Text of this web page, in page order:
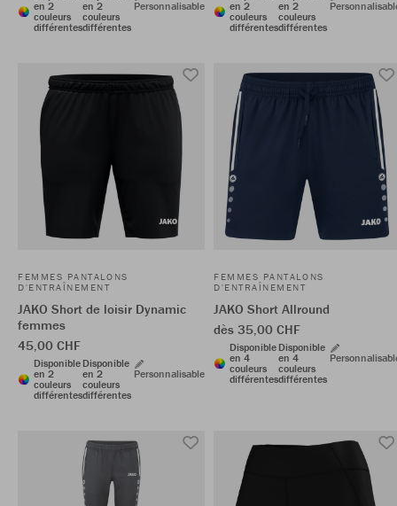
en 2
couleurs
différentes
en 2
couleurs
différentes
Personnalisable
en 2
couleurs
différentes
en 2
couleurs
différentes
FEMMES PANTALONS
D'ENTRAÎNEMENT
JAKO Short de loisir Dynamic
femmes
45,00 CHF
Disponible
en 2
couleurs
différentes
Disponible
en 2
couleurs
différentes
Personnalisable
FEMMES PANTALONS
D'ENTRAÎNEMENT
JAKO Short Allround
dès 35,00 CHF
Disponible
en 4
couleurs
différentes
Disponible
en 4
couleurs
différentes